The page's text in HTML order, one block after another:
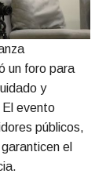
un foro para
y
El evento
públicos,
el